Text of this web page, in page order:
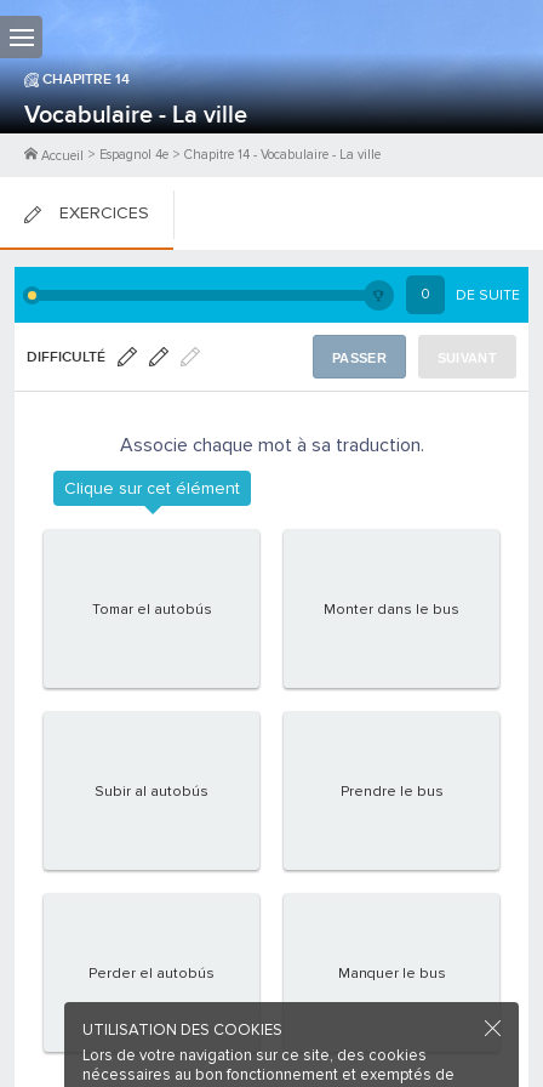
CHAPITRE14
Vocabulaire - La ville
Accueil > Espagnol 4e > Chapitre 14 - Vocabulaire - La ville
EXERCICES
FICHES DE COURS 0 DE SUITE
DIFFICULTÉ PASSER SUIVANT
Associe chaque mot à sa traduction.
Tomar el autobús
Subir al autobús
Perder el autobús
Monter dans le bus
Prendre le bus
Manquer le bus
Clique sur cet élément
UTILISATION DES COOKIES
Lors de votre navigation sur ce site, des cookies
nécessaires au bon fonctionnement et exemptés de